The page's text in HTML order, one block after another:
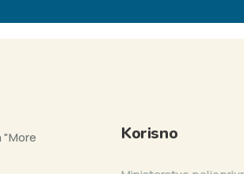
Korisno